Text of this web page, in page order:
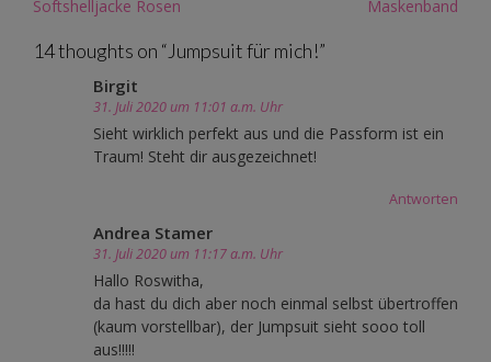
Post
Softshelljacke Rosen Maskenband
14 thoughts on “ Jumpsuit für mich!”
Birgit
31. Juli 2020 um 11:01 a.m. Uhr
Sieht wirklich perfekt aus und die Passform ist ein
Traum! Steht dir ausgezeichnet!
Antworten
Andrea Stamer
31. Juli 2020 um 11:17 a.m. Uhr
Hallo Roswitha,
da hast du dich aber noch einmal selbst übertroffen
(kaum vorstellbar), der Jumpsuit sieht sooo toll
aus!!!!!